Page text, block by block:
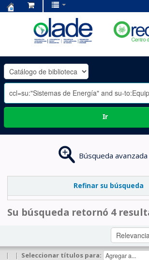
OLADE
-
Ir
Búsqueda avanzada
Refinar su búsqueda
Su búsqueda retornó 4
| | Seleccionar títulos para: